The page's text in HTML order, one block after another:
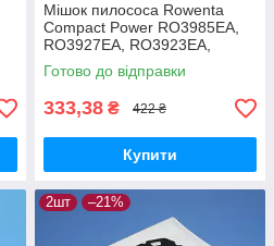
Мішок пилососа Rowenta
Compact Power RO3985EA,
RO3927EA, RO3923EA,
RO3953EA, RO3969EA
багаторазовий
Готово до відправки
333,38 ₴ 422 ₴
Купити
2шт –21%